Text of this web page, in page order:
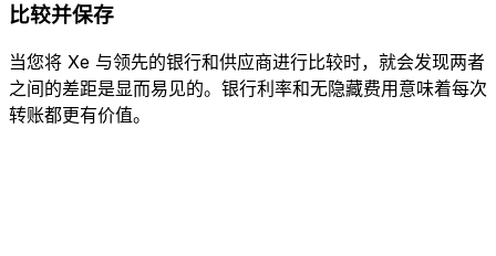
比较并保存
当您将 Xe 与领先的银行和供应商进行比较时，就会发现两者
之间的差距是显而易见的。银行利率和无隐藏费用意味着每次
转账都更有价值。